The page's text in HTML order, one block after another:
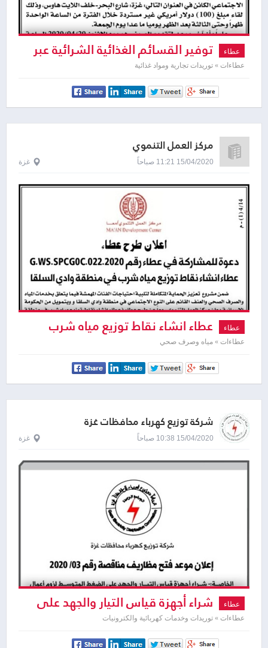
عطاء توفير القسائم الغذائية الشرائية عبر
التسوق المباشر
عطاءات » توريدات تجارية ومواد غذائية
مركز العمل التنموي
15/04/2020 11:21 صباحاً غزة
عطاء عطاء انشاء نقاط توزيع مياه شرب
عطاءات » مياه وصرف صحي
شركة توزيع كهرباء محافظات غزة
15/04/2020 10:38 صباحاً غزة
عطاء شراء أجهزة قياس التيار والجهد على
الضغط المتوسط
عطاءات » توريدات وخدمات كهربائية والكترونيات